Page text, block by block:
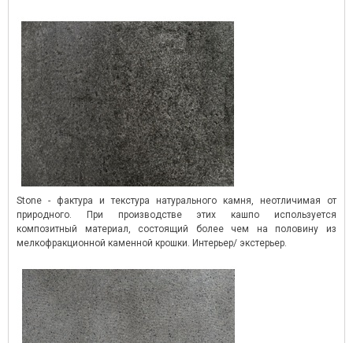
Stone - фактура и текстура натурального камня, неотличимая от
природного. При производстве этих кашпо используется
композитный материал, состоящий более чем на половину из
мелкофракционной каменной крошки. Интерьер/ экстерьер.